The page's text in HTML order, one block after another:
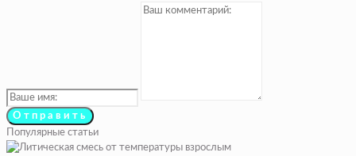
Популярные статьи